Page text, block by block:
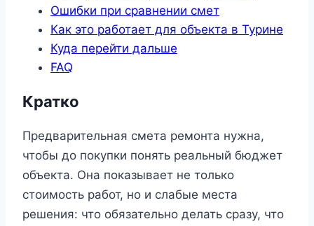
Ошибки при сравнении смет
Как это работает для объекта в Турине
Куда перейти дальше
FAQ
Кратко
Предварительная смета ремонта нужна,
чтобы до покупки понять реальный бюджет
объекта. Она показывает не только
стоимость работ, но и слабые места
решения: что обязательно делать сразу, что